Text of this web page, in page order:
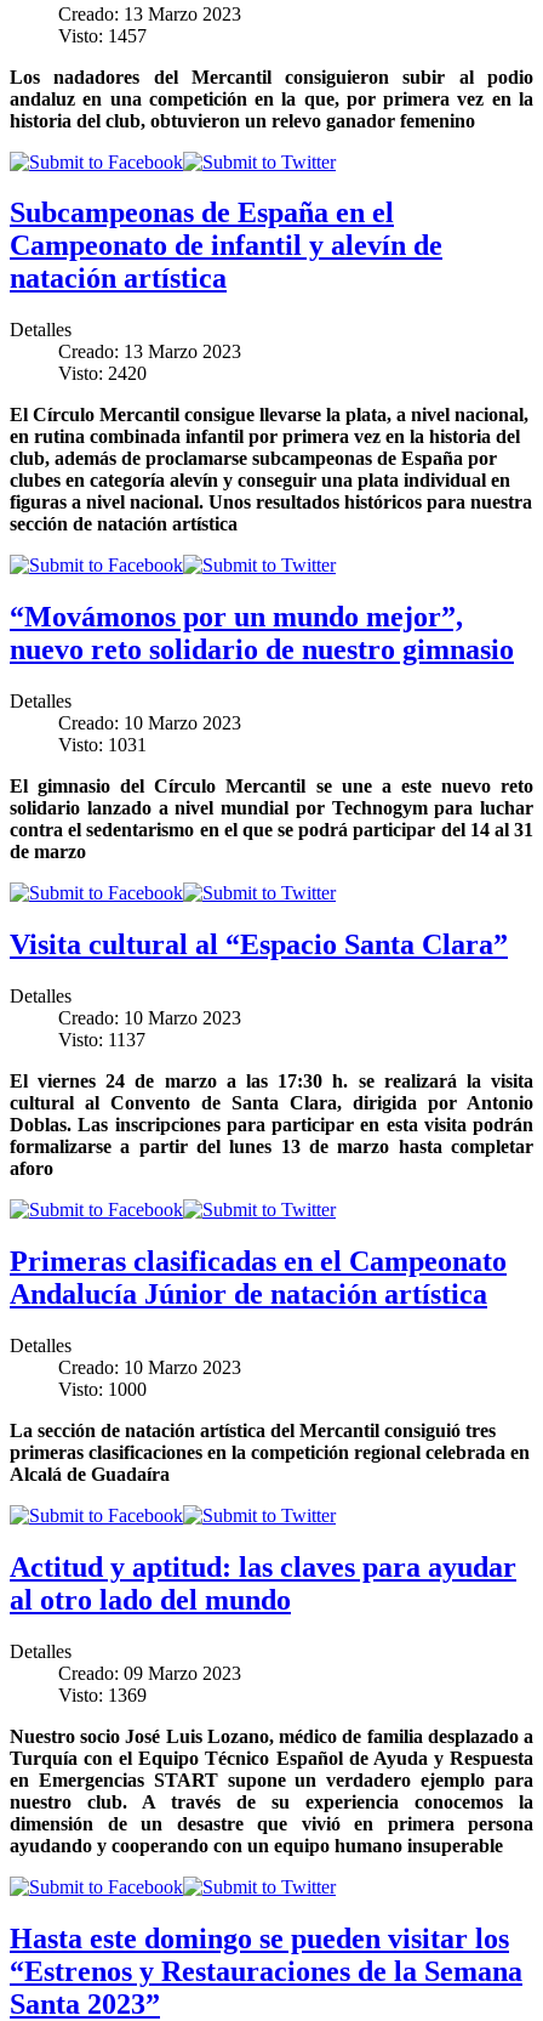
Creado: 13 Marzo 2023
Visto: 1457
Los nadadores del Mercantil consiguieron subir al podio
andaluz en una competición en la que, por primera vez en la
historia del club, obtuvieron un relevo ganador femenino
Subcampeonas de España en el
Campeonato de infantil y alevín de
natación artística
Detalles
Creado: 13 Marzo 2023
Visto: 2420
El Círculo Mercantil consigue llevarse la plata, a nivel nacional,
en rutina combinada infantil por primera vez en la historia del
club, además de proclamarse subcampeonas de España por
clubes en categoría alevín y conseguir una plata individual en
figuras a nivel nacional. Unos resultados históricos para nuestra
sección de natación artística
“Movámonos por un mundo mejor”,
nuevo reto solidario de nuestro gimnasio
Detalles
Creado: 10 Marzo 2023
Visto: 1031
El gimnasio del Círculo Mercantil se une a este nuevo reto
solidario lanzado a nivel mundial por Technogym para luchar
contra el sedentarismo en el que se podrá participar del 14 al 31
de marzo
Visita cultural al “Espacio Santa Clara”
Detalles
Creado: 10 Marzo 2023
Visto: 1137
El viernes 24 de marzo a las 17:30 h. se realizará la visita
cultural al Convento de Santa Clara, dirigida por Antonio
Doblas.Las inscripciones para participar en esta visita podrán
formalizarse a partir del lunes 13 de marzo hasta completar
aforo
Primeras clasificadas en el Campeonato
Andalucía Júnior de natación artística
Detalles
Creado: 10 Marzo 2023
Visto: 1000
La sección de natación artística del Mercantil consiguió tres
primeras clasificaciones en la competición regional celebrada en
Alcalá de Guadaíra
Actitud y aptitud: las claves para ayudar
al otro lado del mundo
Detalles
Creado: 09 Marzo 2023
Visto: 1369
Nuestro socio José Luis Lozano, médico de familia desplazado a
Turquía con elEquipo Técnico Español de Ayuda y Respuesta
en Emergencias STARTsupone un verdadero ejemplo para
nuestro club. A través de su experiencia conocemos la
dimensión de un desastre que vivió en primera persona
ayudando y cooperando con un equipo humano insuperable
Hasta este domingo se pueden visitar los
“Estrenos y Restauraciones de la Semana
Santa 2023”